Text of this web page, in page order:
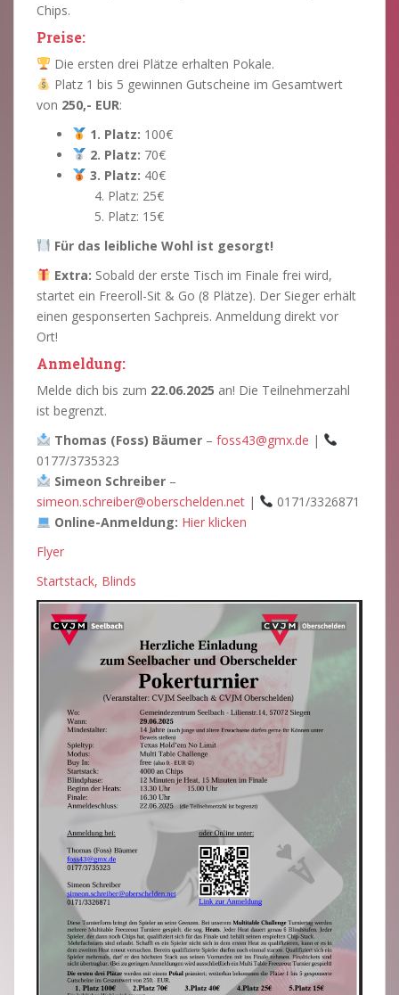
Chips.
Preise:
Die ersten drei Plätze erhalten Pokale.
Platz 1 bis 5 gewinnen Gutscheine im Gesamtwert
von 250,- EUR:
1. Platz: 100€
2. Platz: 70€
3. Platz: 40€
Platz: 25€
Platz: 15€
Für das leibliche Wohl ist gesorgt!
Extra: Sobald der erste Tisch im Finale frei wird,
startet ein Freeroll-Sit & Go (8 Plätze). Der Sieger erhält
einen gesponserten Sachpreis. Anmeldung direkt vor
Ort!
Anmeldung:
Melde dich bis zum 22.06.2025 an! Die Teilnehmerzahl
ist begrenzt.
Thomas (Foss) Bäumer– foss43@gmx.de |
0177/3735323
Simeon Schreiber–
simeon.schreiber@oberschelden.net |
0171/3326871
Online-Anmeldung: Hier klicken
Flyer
Startstack, Blinds